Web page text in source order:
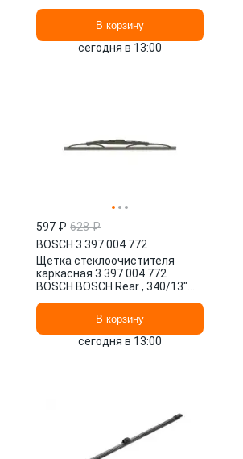
В корзину
сегодня в 13:00
597 ₽ 628 ₽
BOSCH·3 397 004 772
Щетка стеклоочистителя
каркасная 3 397 004 772
BOSCH BOSCH Rear , 340/13"
В корзину
сегодня в 13:00